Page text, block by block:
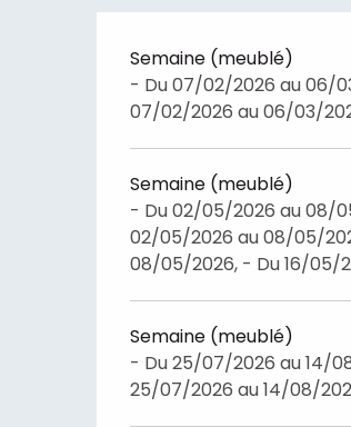
Semaine (meublé)
- Du 07/02/2026 au 06/
07/02/2026 au 06/03/
Semaine (meublé)
- Du 02/05/2026 au 08/
02/05/2026 au 08/05/
08/05/2026, - Du 16/05/
Semaine (meublé)
- Du 25/07/2026 au 14/
25/07/2026 au 14/08/